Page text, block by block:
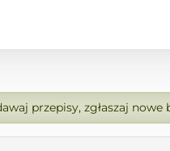
przepisy, zgłaszaj